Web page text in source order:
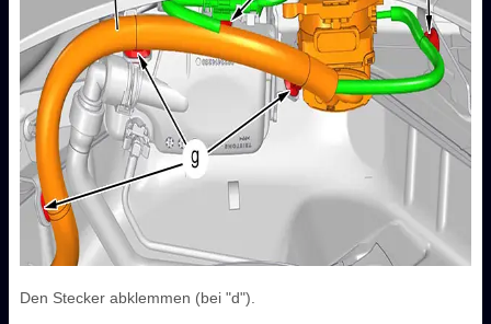
Den Stecker abklemmen (bei "d").